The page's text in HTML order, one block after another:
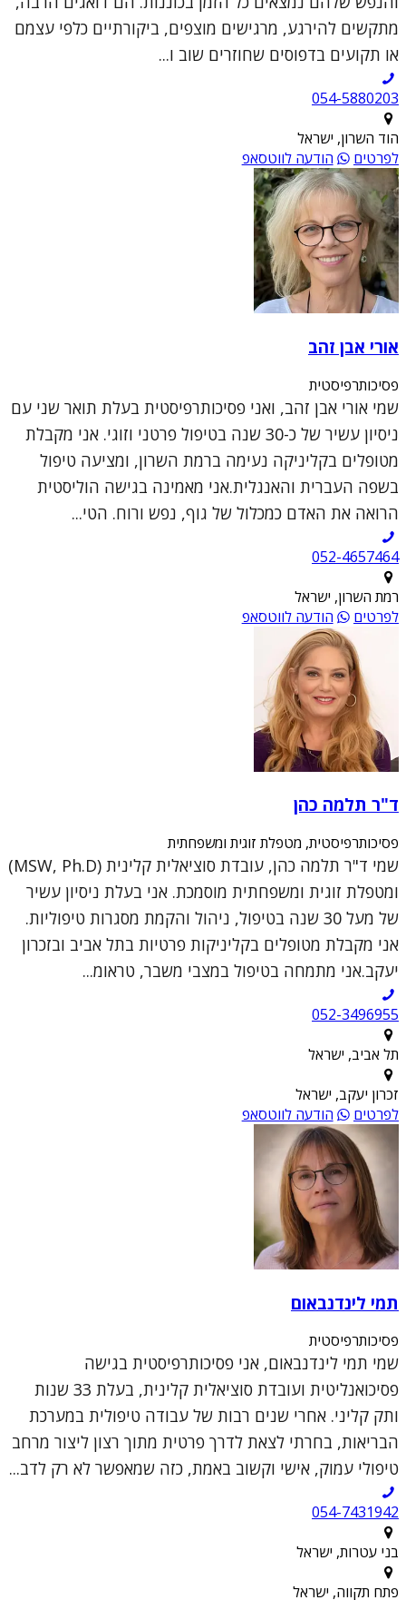
מתקשים להירגע, מרגישים מוצפים, ביקורתיים כלפי עצמם
או תקועים בדפוסים שחוזרים שוב ו...
054-5880203
הוד השרון, ישראל
לפרטים
הודעה לווטסאפ
אורי אבן זהב
פסיכותרפיסטית
שמי אורי אבן זהב, ואני פסיכותרפיסטית בעלת תואר שני עם
ניסיון עשיר של כ-30 שנה בטיפול פרטני וזוגי. אני מקבלת
מטופלים בקליניקה נעימה ברמת השרון, ומציעה טיפול
בשפה העברית והאנגלית.אני מאמינה בגישה הוליסטית
הרואה את האדם כמכלול של גוף, נפש ורוח. הטי...
052-4657464
רמת השרון, ישראל
לפרטים
הודעה לווטסאפ
ד"ר תלמה כהן
פסיכותרפיסטית, מטפלת זוגית ומשפחתית
שמי ד"ר תלמה כהן, עובדת סוציאלית קלינית (MSW, Ph.D)
ומטפלת זוגית ומשפחתית מוסמכת. אני בעלת ניסיון עשיר
של מעל 30 שנה בטיפול, ניהול והקמת מסגרות טיפוליות.
אני מקבלת מטופלים בקליניקות פרטיות בתל אביב ובזכרון
יעקב.אני מתמחה בטיפול במצבי משבר, טראומ...
052-3496955
תל אביב, ישראל
זכרון יעקב, ישראל
לפרטים
הודעה לווטסאפ
תמי לינדנבאום
פסיכותרפיסטית
שמי תמי לינדנבאום, אני פסיכותרפיסטית בגישה
פסיכואנליטית ועובדת סוציאלית קלינית, בעלת 33 שנות
ותק קליני. אחרי שנים רבות של עבודה טיפולית במערכת
הבריאות, בחרתי לצאת לדרך פרטית מתוך רצון ליצור מרחב
טיפולי עמוק, אישי וקשוב באמת, כזה שמאפשר לא רק לדב...
054-7431942
בני עטרות, ישראל
פתח תקווה, ישראל